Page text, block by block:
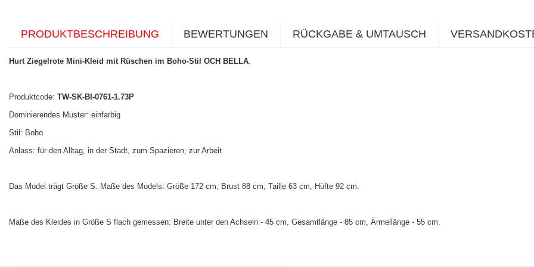
PRODUKTBESCHREIBUNG BEWERTUNGEN RÜCKGABE & UMTAUSCH
Hurt Ziegelrote Mini-Kleid mit Rüschen im Boho-Stil OCH BELLA.
Produktcode: TW-SK-BI-0761-1.73P
Dominierendes Muster: einfarbig
Stil: Boho
Anlass: für den Alltag, in der Stadt, zum Spazieren, zur Arbeit
Das Model trägt Größe S. Maße des Models: Größe 172 cm, Brust 88 cm, Taille 63 cm, Hüfte 92 cm.
Maße des Kleides in Größe S flach gemessen: Breite unter den Achseln - 45 cm, Gesamtlänge - 85 cm, Ärmellänge - 55 cm.